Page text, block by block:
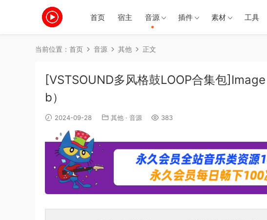
首页 宿主 音源 插件 素材 工具
当前位置： 首页 音源 其他 正文
[VSTSOUND多风格鼓LOOP合集包
b）
2024-09-28 其他 · 音源 383